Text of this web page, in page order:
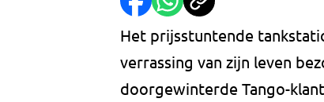
Het prijsstuntende
verrassing van zijn leven
doorgewinterde Tango-